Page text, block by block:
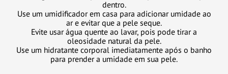
dentro.
Use um umidificador em casa para adicionar umidade ao
ar e evitar que a pele seque.
Evite usar água quente ao lavar, pois pode tirar a
oleosidade natural da pele.
Use um hidratante corporal imediatamente após o banho
para prender a umidade em sua pele.